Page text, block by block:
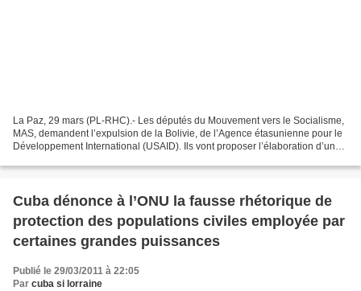
La Paz, 29 mars (PL-RHC).- Les députés du Mouvement vers le Socialisme,
MAS, demandent l’expulsion de la Bolivie, de l’Agence étasunienne pour le
Développement International (USAID). Ils vont proposer l’élaboration d’une
Cuba dénonce à l’ONU la fausse rhétorique de
protection des populations civiles employée par
certaines grandes puissances
Publié le 29/03/2011 à 22:05
Par cuba si lorraine